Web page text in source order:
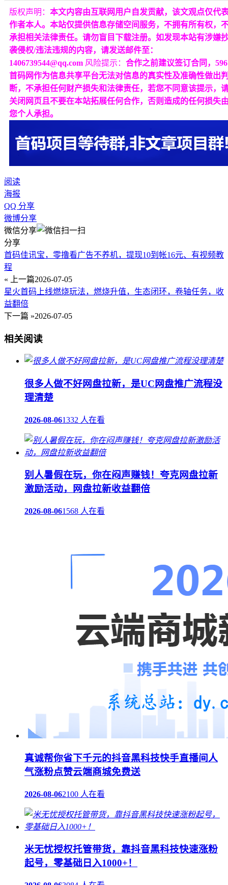
版权声明： 本文内容由互联网用户自发贡献，该文观点仅代
作者本人。本站仅提供信息存储空间服务，不拥有所有权，
承担相关法律责任。请勿盲目下载注册。如发现本站有涉嫌
袭侵权/违法违规的内容，请发送邮件至：
1406739544@qq.com 风险提示： 合作之前建议签订合同，596
首码网作为信息共享平台无法对信息的真实性及准确性做出
断，不承担任何财产损失和法律责任，若您不同意该提示，
关闭网页且不要在本站拓展任何合作，否则造成的任何损失
您个人承担。
阅读
海报
QQ 分享
微博分享
微信分享
分享
首码佳讯宝，零撸看广告不养机，提现10到帐16元、有视频教
程
« 上一篇2026-07-05
星火首码上线燃烧玩法，燃烧升值，生态闭环，卷轴任务，收
益翻倍
下一篇 »2026-07-05
相关阅读
很多人做不好网盘拉新，是UC网盘推广流程没
理清楚
2026-08-061332 人在看
‌别人暑假在玩，你在闷声赚钱！夸克网盘拉新
激励活动，网盘拉新收益翻倍
2026-08-061568 人在看
真诚帮你省下千元的抖音黑科技快手直播间人
气涨粉点赞云端商城免费送
2026-08-062100 人在看
米无忧授权托管带货，靠抖音黑科技快速涨粉
起号，零基础日入1000+！